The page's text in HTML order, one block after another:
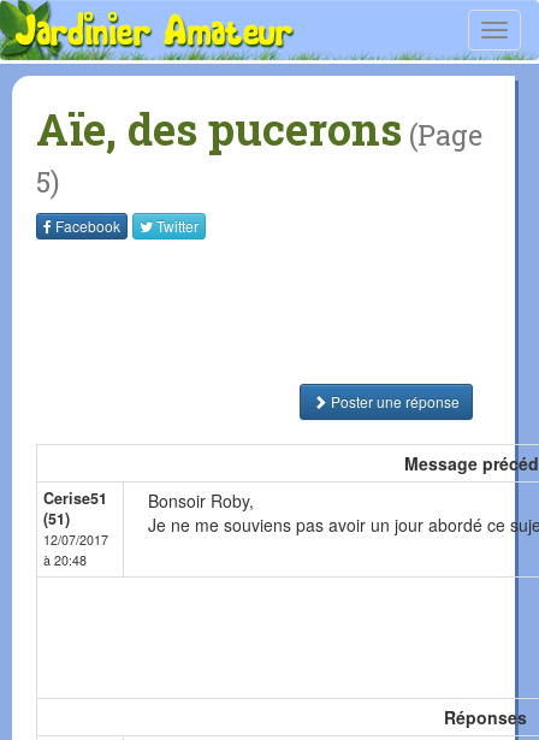
Aïe, des pucerons (Page
5)
Facebook Twitter
Poster une réponse
Message
Cerise51
(51)
12/07/2017
à 20:48
Bonsoir Roby,
Je ne me souviens pas avoir un jour abordé ce
Réponses